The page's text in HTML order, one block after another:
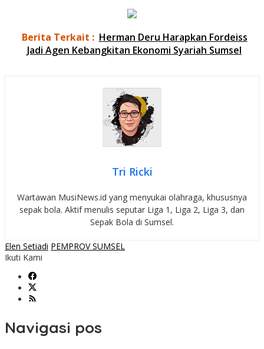
Berita Terkait : Herman Deru Harapkan Fordeiss
Jadi Agen Kebangkitan Ekonomi Syariah Sumsel
Tri Ricki
Wartawan MusiNews.id yang menyukai olahraga, khususnya
sepak bola. Aktif menulis seputar Liga 1, Liga 2, Liga 3, dan
Sepak Bola di Sumsel.
Elen Setiadi PEMPROV SUMSEL
Ikuti Kami
Navigasi pos